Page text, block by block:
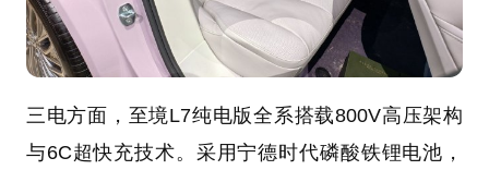
三电方面，至境L7纯电版全系搭载800V高压架构
与6C超快充技术。采用宁德时代磷酸铁锂电池，